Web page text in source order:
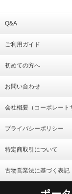
Q&A
ご利用ガイド
初めての方へ
お問い合わせ
会社概要（コーポレート
プライバシーポリシー
特定商取引について
古物営業法に基づく表記